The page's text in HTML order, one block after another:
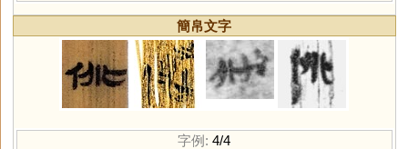
簡帛文字
字例: 4/4